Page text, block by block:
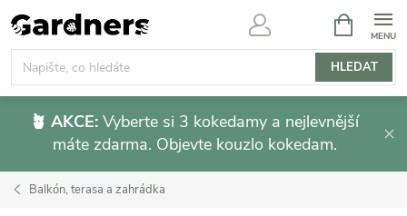
Přejít
na
obsah
HLEDAT
NÁKUPNÍ
KOŠÍK
🪴 AKCE: Vyberte si 3 kokedamy a nejlevnější
máte zdarma. Objevte kouzlo kokedam.
Balkón, terasa a zahrádka